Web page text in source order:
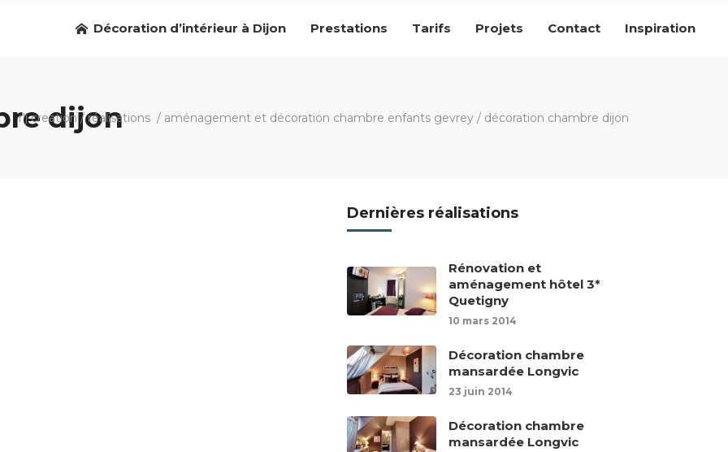
Décoration d’intérieur à Dijon Prestations Tarifs Projets Contact Inspiration
dijon
r'j creation /réalisations / aménagement et décoration chambre enfants gevrey / décoration chambre dijon
Dernières réalisations
Rénovation et
aménagement hôtel 3*
Quetigny
10 mars 2014
Décoration chambre
mansardée Longvic
23 juin 2014
Décoration chambre
mansardée Longvic